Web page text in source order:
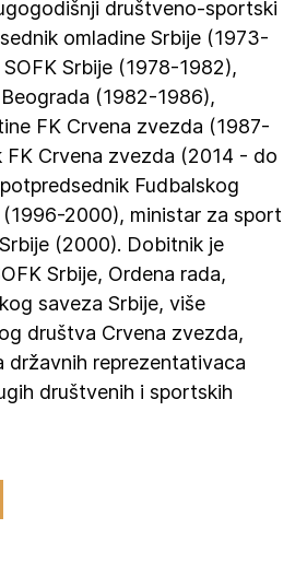
društveno-sportski
omladine Srbije (1973-
Srbije (1978-1982),
(1982-1986),
FK Crvena zvezda (1987-
FK Crvena zvezda (2014 - do
Fudbalskog
2000), ministar za sport
(2000). Dobitnik je
Srbije, Ordena rada,
saveza Srbije, više
društva Crvena zvezda,
državnih reprezentativaca
društvenih i sportskih